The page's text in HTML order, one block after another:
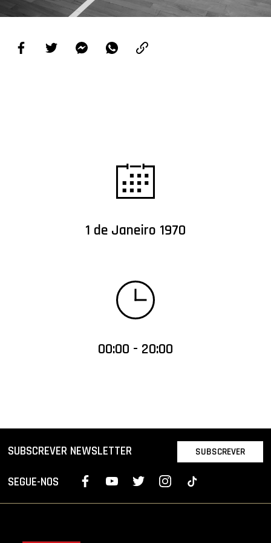
PROJETOS
LIGA BETCLIC MASCULINA
1 de Janeiro 1970
00:00 - 20:00
SUBSCREVER NEWSLETTER SUBSCREVER
SEGUE-NOS